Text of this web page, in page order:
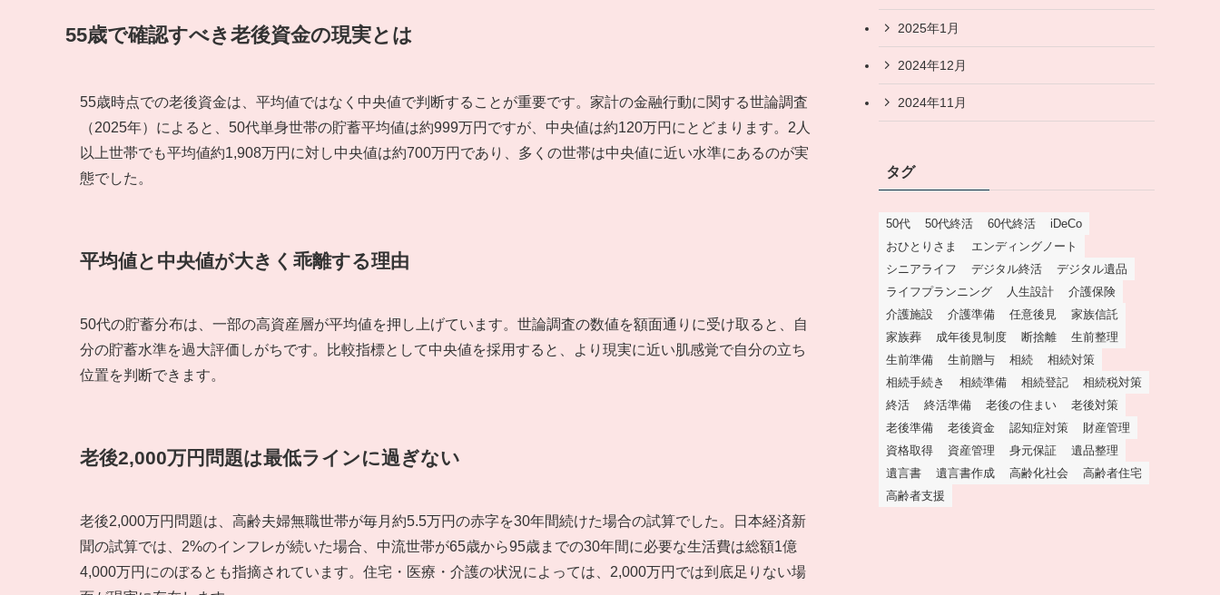
55歳で確認すべき老後資金の現実とは
55歳時点での老後資金は、平均値ではなく中央値で判断することが重要です。家計の金融行動に関する世論調査
（2025年）によると、50代単身世帯の貯蓄平均値は約999万円ですが、中央値は約120万円にとどまります。2人
以上世帯でも平均値約1,908万円に対し中央値は約700万円であり、多くの世帯は中央値に近い水準にあるのが実
態でした。
平均値と中央値が大きく乖離する理由
50代の貯蓄分布は、一部の高資産層が平均値を押し上げています。世論調査の数値を額面通りに受け取ると、自
分の貯蓄水準を過大評価しがちです。比較指標として中央値を採用すると、より現実に近い肌感覚で自分の立ち
位置を判断できます。
老後2,000万円問題は最低ラインに過ぎない
老後2,000万円問題は、高齢夫婦無職世帯が毎月約5.5万円の赤字を30年間続けた場合の試算でした。日本経済新
聞の試算では、2%のインフレが続いた場合、中流世帯が65歳から95歳までの30年間に必要な生活費は総額1億
4,000万円にのぼるとも指摘されています。住宅・医療・介護の状況によっては、2,000万円では到底足りない場
2025年1月
2024年12月
2024年11月
タグ
50代 50代終活 60代終活
iDeCo
おひとりさま
エンディングノート
シニアライフ
デジタル終活
デジタル遺品
ライフプランニング
人生設計
介護保険
介護施設
介護準備 任意後見
家族信託
家族葬
成年後見制度 断捨離
生前整理
生前準備
生前贈与 相続
相続対策
相続手続き
相続準備 相続登記
相続税対策
終活
終活準備 老後の住まい
老後対策
老後準備
老後資金 認知症対策
財産管理
資格取得
資産管理 身元保証
遺品整理
遺言書
遺言書作成 高齢化社会
高齢者住宅
高齢者支援